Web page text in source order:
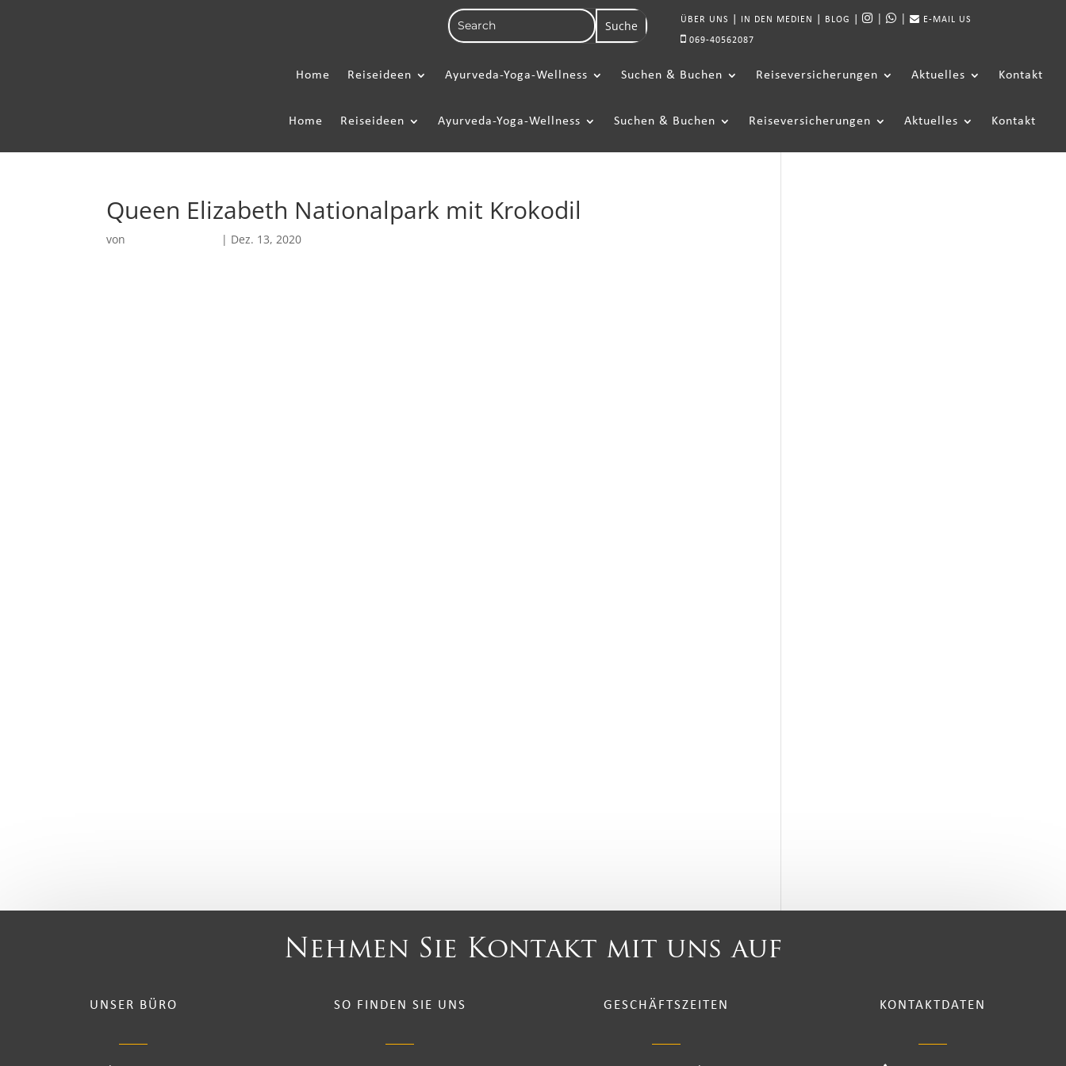
ÜBER UNS IN DEN MEDIEN BLOG | | E-MAIL US
069-40562087
Home Reiseideen Ayurveda-Yoga-Wellness Suchen & Buchen Reiseversicherungen Aktuelles Kontakt
Home Reiseideen Ayurveda-Yoga-Wellness Suchen & Buchen Reiseversicherungen Aktuelles Kontakt
Queen Elizabeth Nationalpark mit Krokodil
von | Dez. 13, 2020
Nehmen Sie Kontakt mit uns auf
UNSER BÜRO SO FINDEN SIE UNS GESCHÄFTSZEITEN KONTAKTDATEN